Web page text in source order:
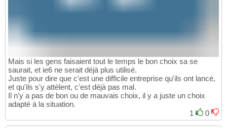
Mais si les gens faisaient tout le temps le bon choix sa se
saurait, et ie6 ne serait déjà plus utilisé.
Juste pour dire que c'est une difficile entreprise qu'ils ont lancé,
et qu'ils s'y attèlent, c'est déjà pas mal.
Il n'y a pas de bon ou de mauvais choix, il y a juste un choix
adapté à la situation.
1
0